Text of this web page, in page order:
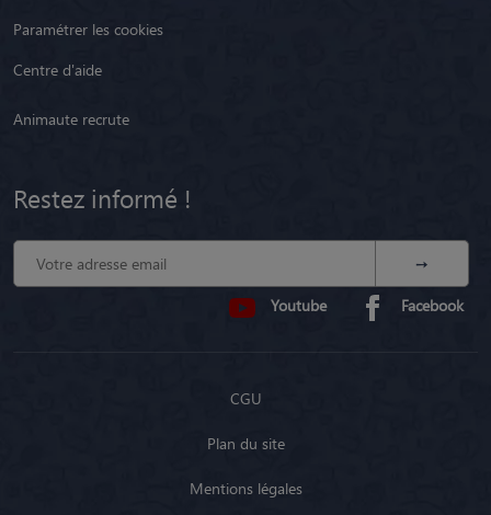
Paramétrer les cookies
Centre d'aide
Animaute recrute
Restez informé !
Youtube Facebook
CGU
Plan du site
Mentions légales